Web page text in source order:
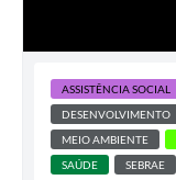
ASSISTÊNCIA SOCIAL
DESENVOLVIMENTO
MEIO AMBIENTE
SAÚDE
SEBRAE